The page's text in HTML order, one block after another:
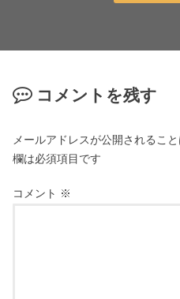
コメントを残す
メールアドレスが公開されること
欄は必須項目です
コメント ※